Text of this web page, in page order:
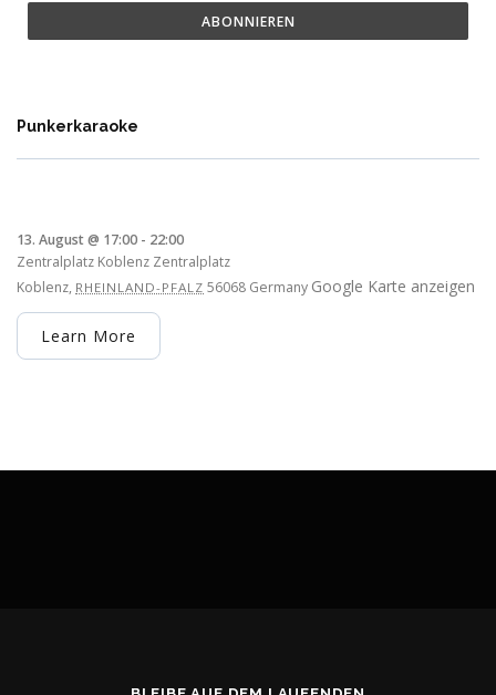
Punkerkaraoke
13. August @ 17:00 - 22:00
Zentralplatz Koblenz Zentralplatz
Koblenz, RHEINLAND-PFALZ 56068 Germany Google Karte anzeigen
Learn More